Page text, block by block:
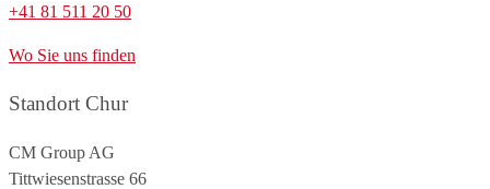
+41 81 511 20 50
Wo Sie uns finden
Standort Chur
CM Group AG
Tittwiesenstrasse 66